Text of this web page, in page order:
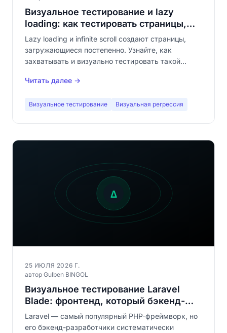
Визуальное тестирование и lazy
loading: как тестировать страницы,
которые строятся при скролле
Lazy loading и infinite scroll создают страницы,
загружающиеся постепенно. Узнайте, как
захватывать и визуально тестировать такой
Читать далее →
Визуальное тестирование Визуальная регрессия
25 ИЮЛЯ 2026 Г.
автор Gulben BINGOL
Визуальное тестирование Laravel
Blade: фронтенд, который бэкенд-
разработчики забывают тестировать
Laravel — самый популярный PHP-фреймворк, но
его бэкенд-разработчики систематически